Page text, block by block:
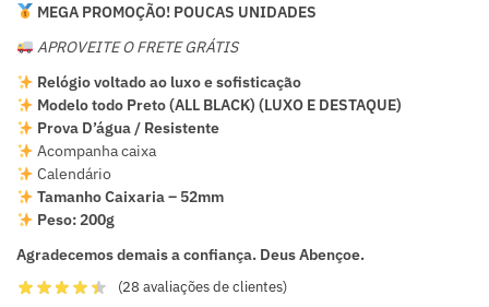
MEGA PROMOÇÃO! POUCAS UNIDADES
APROVEITE O FRETE GRÁTIS
Relógio voltado ao luxo e sofisticação
Modelo todo Preto (ALL BLACK) (LUXO E DESTAQUE)
Prova D’água / Resistente
Acompanha caixa
Calendário
Tamanho Caixaria – 52mm
Peso: 200g
Agradecemos demais a confiança. Deus Abençoe.
(28 avaliações de clientes)